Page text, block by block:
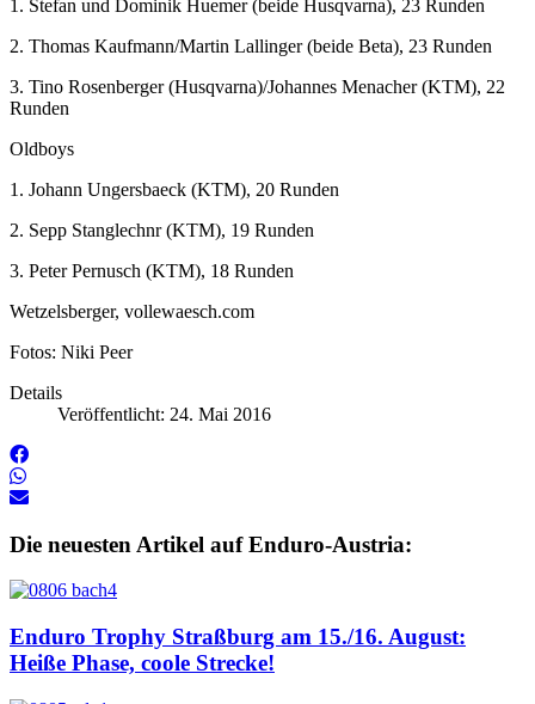
1. Stefan und Dominik Huemer (beide Husqvarna), 23 Runden
2. Thomas Kaufmann/Martin Lallinger (beide Beta), 23 Runden
3. Tino Rosenberger (Husqvarna)/Johannes Menacher (KTM), 22
Runden
Oldboys
1. Johann Ungersbaeck (KTM), 20 Runden
2. Sepp Stanglechnr (KTM), 19 Runden
3. Peter Pernusch (KTM), 18 Runden
Wetzelsberger, vollewaesch.com
Fotos: Niki Peer
Details
Veröffentlicht: 24. Mai 2016
Die neuesten Artikel auf Enduro-Austria:
Enduro Trophy Straßburg am 15./16. August:
Heiße Phase, coole Strecke!